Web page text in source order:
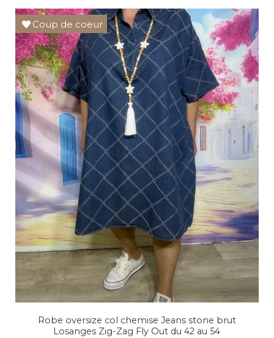
Coup de coeur
Robe oversize col chemise Jeans stone brut
Losanges Zig-Zag Fly Out du 42 au 54